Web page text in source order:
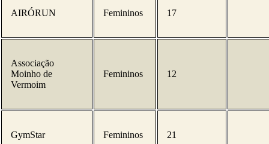
AIRÓRUN Femininos 17
Associação
Moinho de
Vermoim
Femininos 12
GymStar Femininos 21